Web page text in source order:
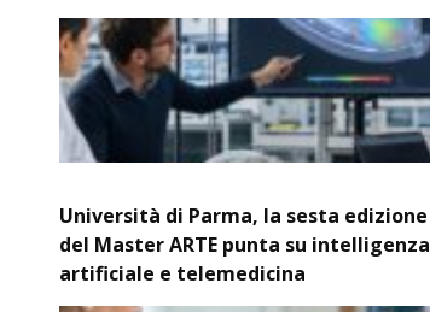
Università di Parma, la sesta edizione
del Master ARTE punta su intelligenza
artificiale e telemedicina